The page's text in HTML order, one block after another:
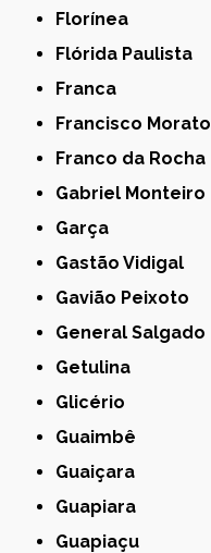
Florínea
Flórida Paulista
Franca
Francisco Morato
Franco da Rocha
Gabriel Monteiro
Garça
Gastão Vidigal
Gavião Peixoto
General Salgado
Getulina
Glicério
Guaimbê
Guaiçara
Guapiara
Guapiaçu